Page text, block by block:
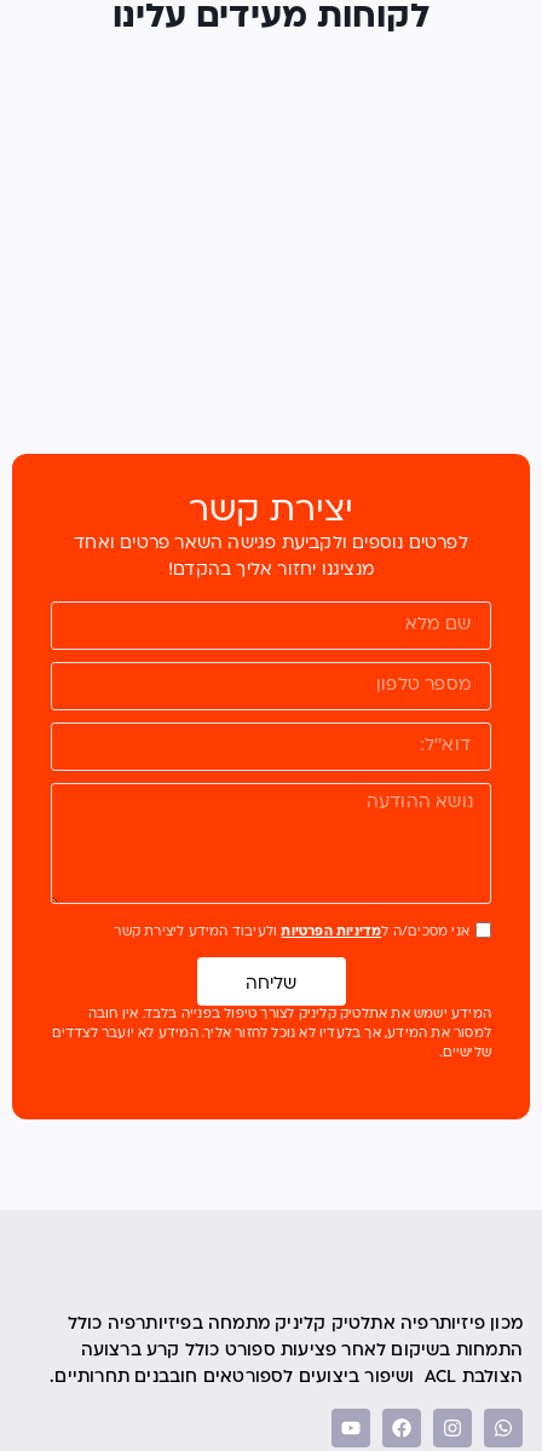
לקוחות מעידים עלינו
יצירת קשר
לפרטים נוספים ולקביעת פגישה השאר פרטים ואחד
מנציגנו יחזור אליך בהקדם!
אני מסכים/ה למדיניות הפרטיותולעיבוד המידע ליצירת קשר
שליחה
המידע ישמש את אתלטיק קליניק לצורך טיפול בפנייה בלבד. אין חובה
למסור את המידע, אך בלעדיו לא נוכל לחזור אליך. המידע לא יועבר לצדדים
שלישיים.
מכון פיזיותרפיה אתלטיק קליניק מתמחה בפיזיותרפיה כולל
התמחות בשיקום לאחר פציעות ספורט כולל קרע ברצועה
הצולבת ACL ושיפור ביצועים לספורטאים חובבנים תחרותיים.